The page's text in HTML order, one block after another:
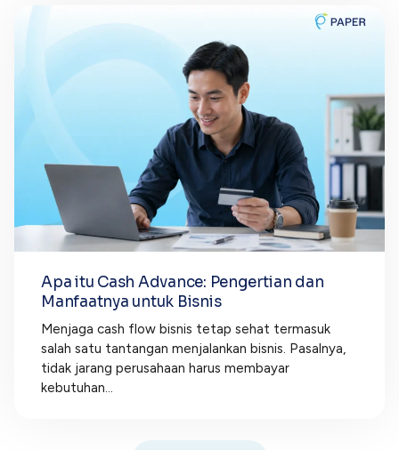
Apa itu Cash Advance: Pengertian dan
Manfaatnya untuk Bisnis
Menjaga cash flow bisnis tetap sehat termasuk
salah satu tantangan menjalankan bisnis. Pasalnya,
tidak jarang perusahaan harus membayar
kebutuhan...